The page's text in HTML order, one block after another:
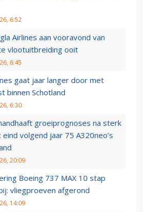
6:52
Airlines aan vooravond van
vlootuitbreiding ooit
6:45
gaat jaar langer door met
binnen Schotland
6:30
groeiprognoses na sterk
eind volgend jaar 75 A320neo’s
20:09
Boeing 737 MAX 10 stap
vliegproeven afgerond
14:09